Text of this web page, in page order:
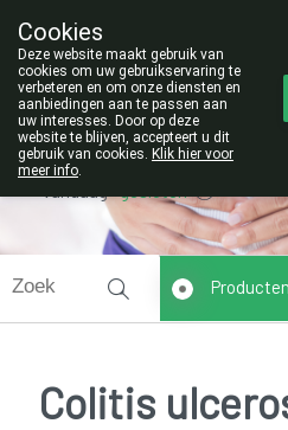
NIEUW ADRES!
011/42.25.56
Producten
Colitis
Cookies
Deze website maakt gebruik van
cookies om uw gebruikservaring te
verbeteren en om onze diensten en
aanbiedingen aan te passen aan
uw interesses. Door op deze
website te blijven, accepteert u dit
gebruik van cookies. Klik hier voor
meer info.